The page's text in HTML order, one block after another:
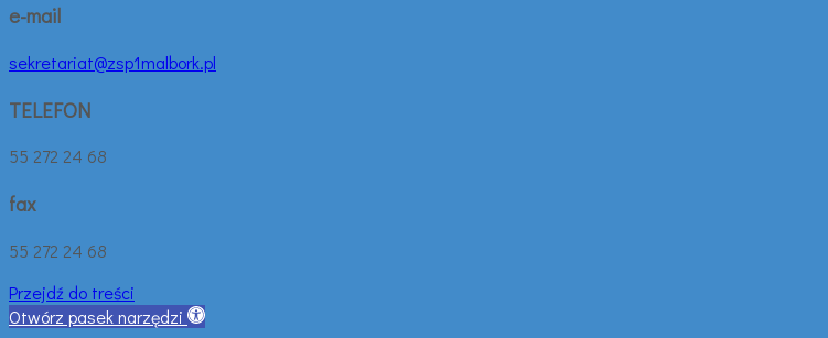
e-mail
sekretariat@zsp1malbork.pl
TELEFON
55 272 24 68
fax
55 272 24 68
Przejdź do treści
Otwórz pasek narzędzi